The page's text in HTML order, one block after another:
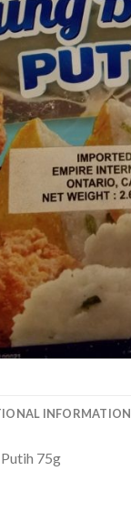
INFORMATION
75g